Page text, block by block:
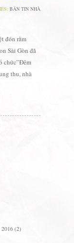
BẢN TIN NHÀ
đón rằm
Sài Gòn đã
chức”Đêm
thu, nhà
(2)